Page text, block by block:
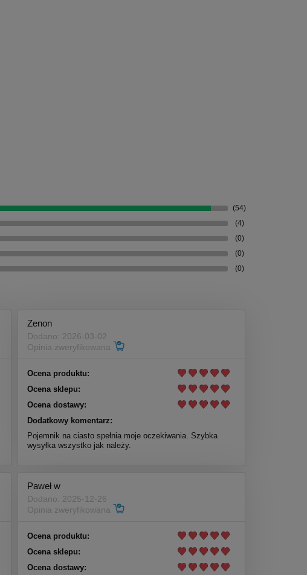
(54)
(4)
(0)
(0)
(0)
Zenon
Dodano: 2026-03-02
Opinia zweryfikowana
Ocena produktu:
Ocena sklepu:
Ocena dostawy:
Dodatkowy komentarz:
Pojemnik na ciasto spełnia moje oczekiwania. Szybka
wysyłka wszystko jak należy.
Paweł w
Dodano: 2025-12-26
Opinia zweryfikowana
Ocena produktu:
Ocena sklepu:
Ocena dostawy: